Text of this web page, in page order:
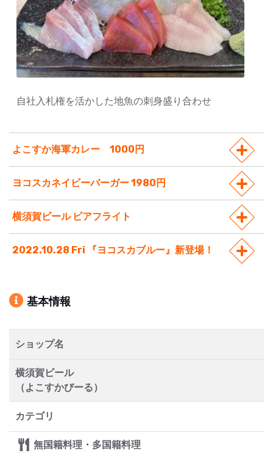
自社入札権を活かした地魚の刺身盛り合わせ
よこすか海軍カレー 1000円
ヨコスカネイビーバーガー 1980円
横須賀ビール ビアフライト
2022.10.28 Fri 『ヨコスカブルー』新登場！
基本情報
ショップ名
横須賀ビール
（よこすかびーる）
カテゴリ
無国籍料理・多国籍料理